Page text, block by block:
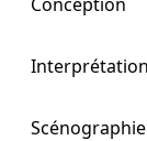
Interprétation
Scénographie